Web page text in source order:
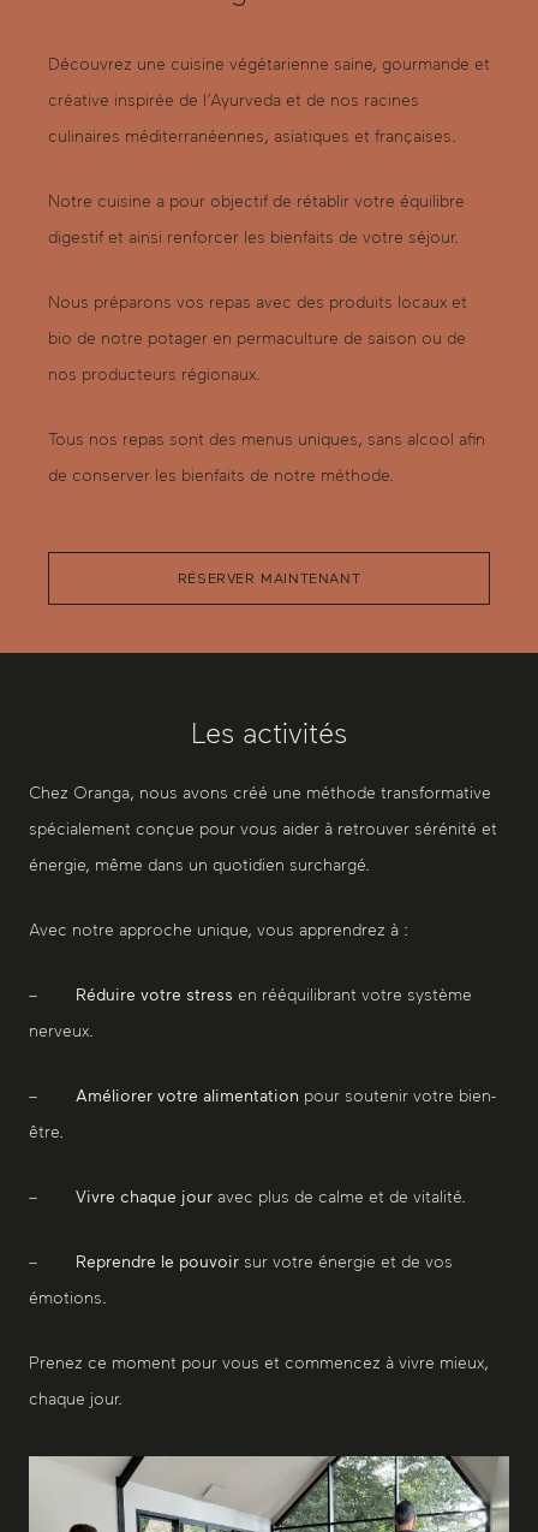
Découvrez une cuisine végétarienne saine, gourmande et
créative inspirée de l’Ayurveda et de nos racines
culinaires méditerranéennes, asiatiques et françaises.
Notre cuisine a pour objectif de rétablir votre équilibre
digestif et ainsi renforcer les bienfaits de votre séjour.
Nous préparons vos repas avec des produits locaux et
bio de notre potager en permaculture de saison ou de
nos producteurs régionaux.
Tous nos repas sont des menus uniques, sans alcool afin
de conserver les bienfaits de notre méthode.
RÉSERVER MAINTENANT
Les activités
Chez Oranga, nous avons créé une méthode transformative
spécialement conçue pour vous aider à retrouver sérénité et
énergie, même dans un quotidien surchargé.
Avec notre approche unique, vous apprendrez à :
– Réduire votre stress en rééquilibrant votre système
nerveux.
– Améliorer votre alimentation pour soutenir votre bien-
être.
– Vivre chaque jour avec plus de calme et de vitalité.
– Reprendre le pouvoir sur votre énergie et de vos
émotions.
Prenez ce moment pour vous et commencez à vivre mieux,
chaque jour.